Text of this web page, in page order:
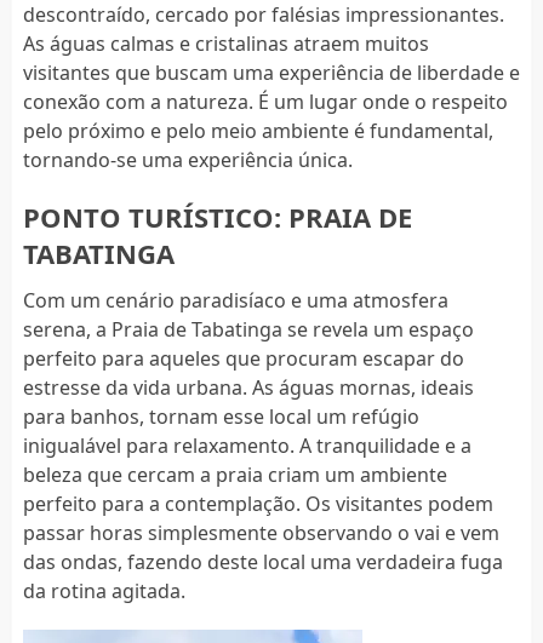
descontraído, cercado por falésias impressionantes.
As águas calmas e cristalinas atraem muitos
visitantes que buscam uma experiência de liberdade e
conexão com a natureza. É um lugar onde o respeito
pelo próximo e pelo meio ambiente é fundamental,
tornando-se uma experiência única.
PONTO TURÍSTICO: PRAIA DE
TABATINGA
Com um cenário paradisíaco e uma atmosfera
serena, a Praia de Tabatinga se revela um espaço
perfeito para aqueles que procuram escapar do
estresse da vida urbana. As águas mornas, ideais
para banhos, tornam esse local um refúgio
inigualável para relaxamento. A tranquilidade e a
beleza que cercam a praia criam um ambiente
perfeito para a contemplação. Os visitantes podem
passar horas simplesmente observando o vai e vem
das ondas, fazendo deste local uma verdadeira fuga
da rotina agitada.